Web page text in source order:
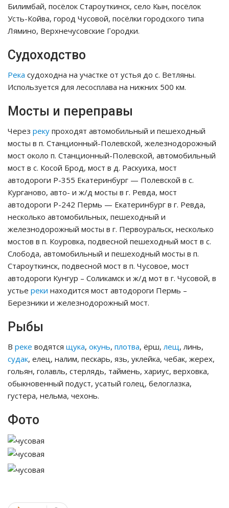
Билимбай, посёлок Староуткинск, село Кын, посёлок
Усть-Койва, город Чусовой, посёлки городского типа
Лямино, Верхнечусовские Городки.
Судоходство
Река судоходна на участке от устья до с. Ветляны.
Используется для лесосплава на нижних 500 км.
Мосты и переправы
Через реку проходят автомобильный и пешеходный
мосты в п. Станционный-Полевской, железнодорожный
мост около п. Станционный-Полевской, автомобильный
мост в с. Косой Брод, мост в д. Раскуиха, мост
автодороги Р-355 Екатеринбург — Полевской в с.
Курганово, авто- и ж/д мосты в г. Ревда, мост
автодороги Р-242 Пермь — Екатеринбург в г. Ревда,
несколько автомобильных, пешеходный и
железнодорожный мосты в г. Первоуральск, несколько
мостов в п. Коуровка, подвесной пешеходный мост в с.
Слобода, автомобильный и пешеходный мосты в п.
Староуткинск, подвесной мост в п. Чусовое, мост
автодороги Кунгур – Соликамск и ж/д мот в г. Чусовой, в
устье реки находится мост автодороги Пермь –
Березники и железнодорожный мост.
Рыбы
В реке водятся щука, окунь, плотва, ёрш,лещ, линь,
судак, елец, налим, пескарь, язь, уклейка, чебак, жерех,
гольян, голавль, стерлядь, таймень, хариус, верховка,
обыкновенный подуст, усатый голец, белоглазка,
густера, нельма, чехонь.
Фото